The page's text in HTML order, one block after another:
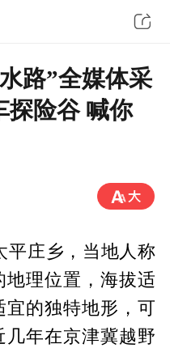
路”全媒体采
探险谷 喊你
平庄乡，当地人称
地理位置，海拔适
宜的独特地形，可
几年在京津冀越野